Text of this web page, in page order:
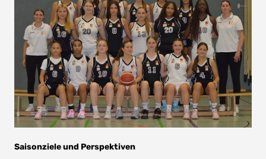
Saisonziele und Perspektiven